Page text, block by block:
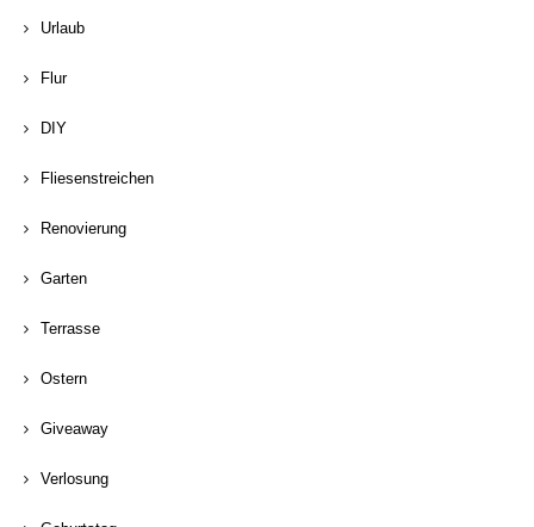
Urlaub
Flur
DIY
Fliesenstreichen
Renovierung
Garten
Terrasse
Ostern
Giveaway
Verlosung